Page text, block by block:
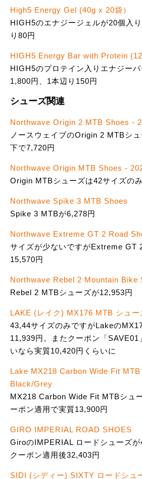
High5 Energy Gel (40g x 20袋）
HIGH5のエナジージェルが20個入
り80円
HIGH5 Energy Bar with Protein
HIGH5のプロテイン入りエナジー
1,800円、1本辺り150円
シューズ関連
Northwave Origin 2 MTB Shoes -
ノースウェイブのOrigin 2 MTBシ
下で7,720円
Northwave Origin MTB Shoes -
Origin MTBシューズは42サイズの
Northwave Spike 3 MTB Shoes
Spike 3 MTBが6,278円
Northwave Extreme GT 2 Road
サイズが少ないですがExtreme GT
15,570円
Northwave Rebel 2 Mountain Bike
Rebel 2 MTBシューズが12,953円
LAKE (レイク) MX176 MTB シュ
43,44サイズのみですがLakeの
11,939円。またクーポン「SAVE01
いなら実質10,420円くらいに
Lake MX218 Carbon Wide Fit
Black/Grey
MX218 Carbon Wide Fit MTBシュ
ーポン適用で実質13,900円
GIRO IMPERIAL ROAD SHOES
GiroのIMPERIAL ロードシューズ
クーポン適用後32,403円
SIDI (シディー) SIXTY ロードシュ